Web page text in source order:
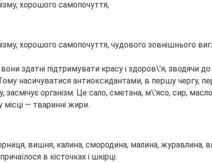
хорошого самопочуття,
хорошого самопочуття, чудового зовнішнього
здатні підтримувати красу і здоров\’я, зводячи до
насичуватися антиоксидантами, в першу чергу,
організм. Це сало, сметана, м\’ясо, сир,
— тваринні жири.
вишня, калина, смородина, малина, журавлина,
в кісточках і шкірці.